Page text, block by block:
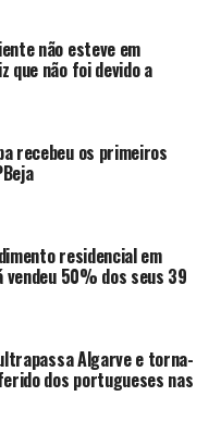
não esteve em
que não foi devido a
recebeu os primeiros
residencial em
vendeu 50% dos seus 39
Algarve e torna-
dos portugueses nas